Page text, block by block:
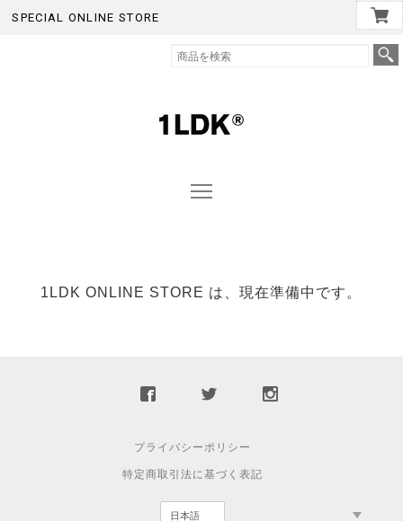
SPECIAL ONLINE STORE
1LDK ONLINE STORE は、現在準備中です。
プライバシーポリシー
特定商取引法に基づく表記